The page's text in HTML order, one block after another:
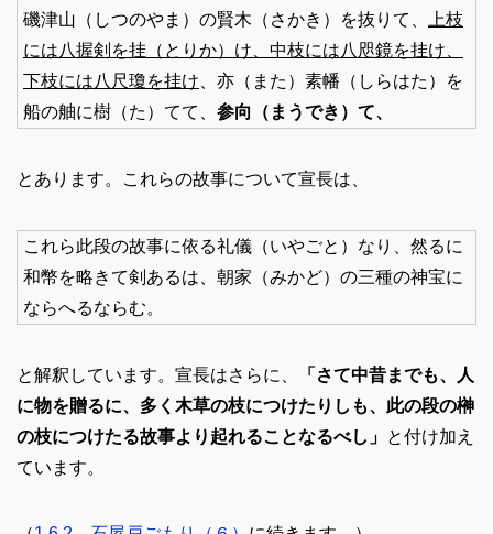
磯津山（しつのやま）の賢木（さかき）を抜りて、
上枝
には八握剣を挂（とりか）け、中枝には八咫鏡を挂け、
下枝には八尺瓊を挂け 、亦（また）素幡（しらはた）を
船の舳に樹（た）てて、 参向（まうでき）て、
とあります。これらの故事について宣長は、
これら此段の故事に依る礼儀（いやごと）なり、然るに
和幣を略きて剣あるは、朝家（みかど）の三種の神宝に
ならへるならむ。
と解釈しています。宣長はさらに、
「さて中昔までも、人
に物を贈るに、多く木草の枝につけたりしも、此の段の榊
の枝につけたる故事より起れることなるべし」 と付け加え
ています。